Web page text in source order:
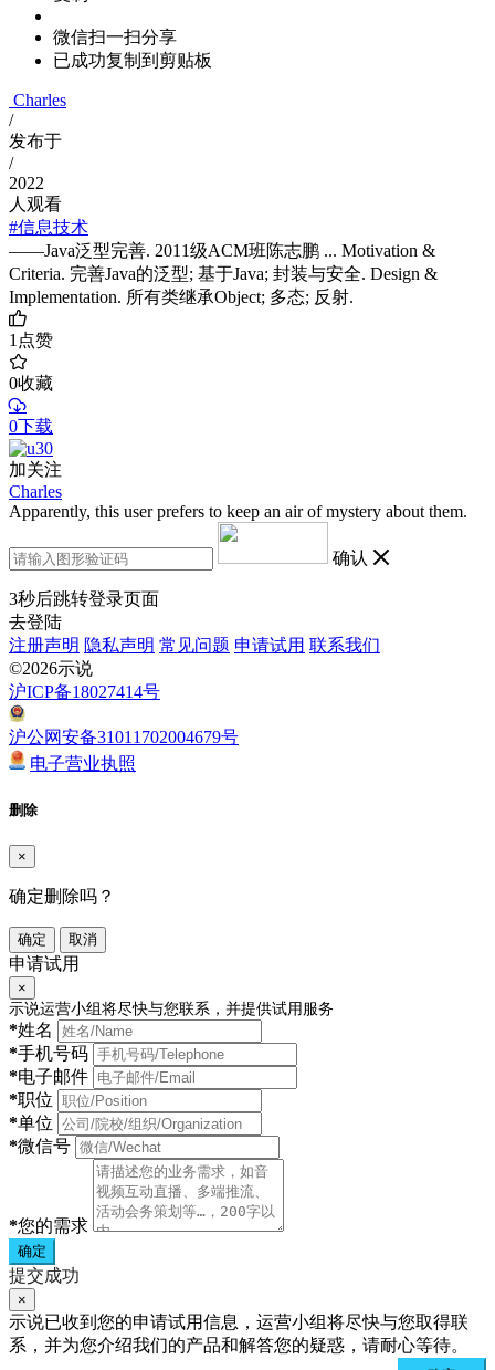
微信扫一扫分享
已成功复制到剪贴板
Charles
/
发布于
/
2022
人观看
#信息技术
——Java泛型完善. 2011级ACM班陈志鹏 ... Motivation &
Criteria. 完善Java的泛型; 基于Java; 封装与安全. Design &
Implementation. 所有类继承Object; 多态; 反射.
1点赞
0收藏
0下载
加关注
Charles
Apparently, this user prefers to keep an air of mystery about them.
确认
3秒后跳转登录页面
去登陆
注册声明 隐私声明 常见问题 申请试用 联系我们
©2026示说
沪ICP备18027414号
沪公网安备31011702004679号
电子营业执照
删除
×
确定删除吗？
确定 取消
申请试用
×
示说运营小组将尽快与您联系，并提供试用服务
*姓名
*手机号码
*电子邮件
*职位
*单位
*微信号
*您的需求
确定
提交成功
×
示说已收到您的申请试用信息，运营小组将尽快与您取得联
系，并为您介绍我们的产品和解答您的疑惑，请耐心等待。